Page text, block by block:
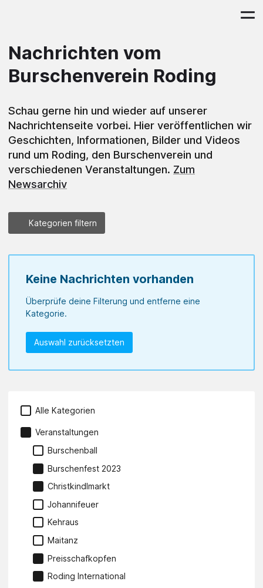
Nachrichten vom
Burschenverein Roding
Schau gerne hin und wieder auf unserer
Nachrichtenseite vorbei. Hier veröffentlichen wir
Geschichten, Informationen, Bilder und Videos
rund um Roding, den Burschenverein und
verschiedenen Veranstaltungen. Zum
Newsarchiv
Kategorien filtern
Keine Nachrichten vorhanden
Überprüfe deine Filterung und entferne eine
Kategorie.
Auswahl zurücksetzten
Alle Kategorien
Veranstaltungen
Burschenball
Burschenfest 2023
Christkindlmarkt
Johannifeuer
Kehraus
Maitanz
Preisschafkopfen
Roding International